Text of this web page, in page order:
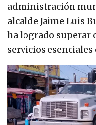
administración
alcalde Jaime Luis
ha logrado superar
servicios